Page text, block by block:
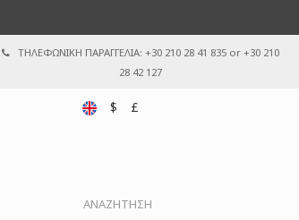
ΤΗΛΕΦΩΝΙΚΗ ΠΑΡΑΓΓΕΛΙΑ: +30 210 28 41 835 or +30 210
28 42 127
$ £